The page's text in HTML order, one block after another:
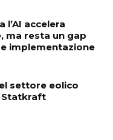
l’AI accelera
ma resta un gap
implementazione
settore eolico
Statkraft